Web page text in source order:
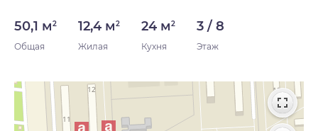
50,1 м2
Общая
12,4 м2
Жилая
24 м2
Кухня
3 / 8
Этаж